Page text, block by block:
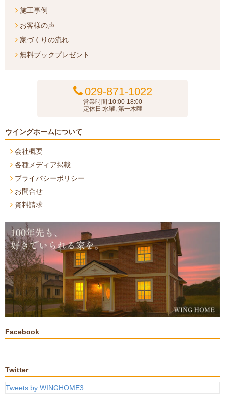
施工事例
お客様の声
家づくりの流れ
無料ブックプレゼント
029-871-1022
営業時間:10:00-18:00
定休日:水曜, 第一木曜
ウイングホームについて
会社概要
各種メディア掲載
プライバシーポリシー
お問合せ
資料請求
Facebook
Twitter
Tweets by WINGHOME3